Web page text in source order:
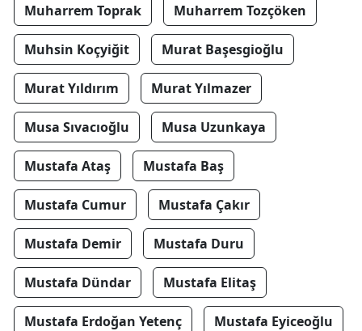
Muharrem Toprak Muharrem Tozçöken
Muhsin Koçyiğit Murat Başesgioğlu
Murat Yıldırım Murat Yılmazer
Musa Sıvacıoğlu Musa Uzunkaya
Mustafa Ataş Mustafa Baş
Mustafa Cumur Mustafa Çakır
Mustafa Demir Mustafa Duru
Mustafa Dündar Mustafa Elitaş
Mustafa Erdoğan Yetenç Mustafa Eyiceoğlu